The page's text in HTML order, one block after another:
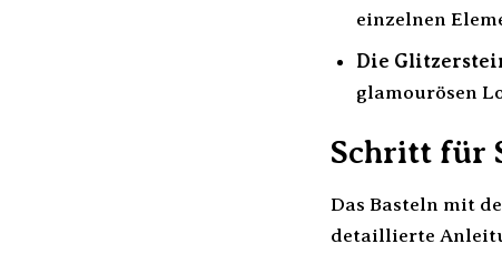
einzelnen
Die
glamourösen
Schritt für
Das Basteln mit
detaillierte